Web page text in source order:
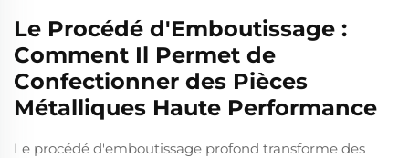
Le Procédé d'Emboutissage :
Comment Il Permet de
Confectionner des Pièces
Métalliques Haute Performance
Le procédé d'emboutissage profond transforme des